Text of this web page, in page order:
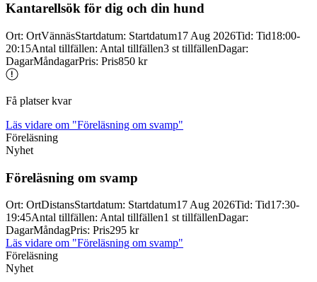
Kantarellsök för dig och din hund
Ort: OrtVännäsStartdatum: Startdatum17 Aug 2026Tid: Tid18:00-
20:15Antal tillfällen: Antal tillfällen3 st tillfällenDagar:
DagarMåndagarPris: Pris850 kr
Få platser kvar
Läs vidare om "Föreläsning om svamp"
Föreläsning
Nyhet
Föreläsning om svamp
Ort: OrtDistansStartdatum: Startdatum17 Aug 2026Tid: Tid17:30-
19:45Antal tillfällen: Antal tillfällen1 st tillfällenDagar:
DagarMåndagPris: Pris295 kr
Läs vidare om "Föreläsning om svamp"
Föreläsning
Nyhet